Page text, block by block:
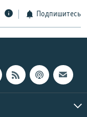
Подпишитесь